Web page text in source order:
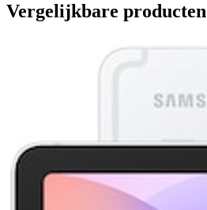
Vergelijkbare producten